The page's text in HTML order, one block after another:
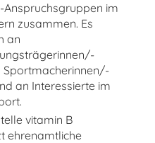
Anspruchsgruppen im
zusammen. Es
an
Sportmacherinnen/-
an Interessierte im
vitamin B
ehrenamtliche